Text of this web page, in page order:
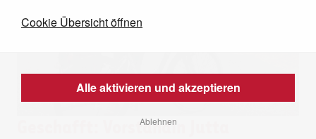
Geschafft: Vorständin Jutta
Cookie Übersicht öffnen
Ablehnen
Alle aktivieren und akzeptieren